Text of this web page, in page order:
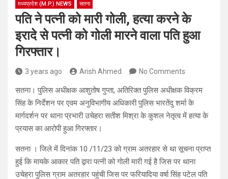
मध्यप्रदेश (M.P.) NEWS
सतना
पति ने पत्नी को मारी गोली, हत्या करने के
इरादे से पत्नी को गोली मारने वाला पति हुआ
गिरफ्तार।
3 years ago Arish Ahmed No Comments
सतना। पुलिस अधीक्षक आशुतोष गुप्ता, अतिरिक्त पुलिस अधीक्षक विक्रम
सिंह के निर्देशन पर एवम अनुविभागीय अधिकारी पुलिस भारतेंदु शर्मा के
मार्गदर्शन पर थाना प्रभारी उचेहरा सतीश मिश्रा के कुशल नेतृत्व में हत्या के
प्रयास का आरोपी हुआ गिरफ्तार।
सतना । जिले में दिनांक 10 /11/23 को ग्राम अतरहार से था सूचना प्राप्त
हुई कि मायके आकार पति द्वारा पत्नी को गोली मारी गई है जिस पर थाना
उचेहरा पुलिस ग्राम अतरहार पहुंची जिस पर फरियादिया वर्षा सिंह पटेल पति